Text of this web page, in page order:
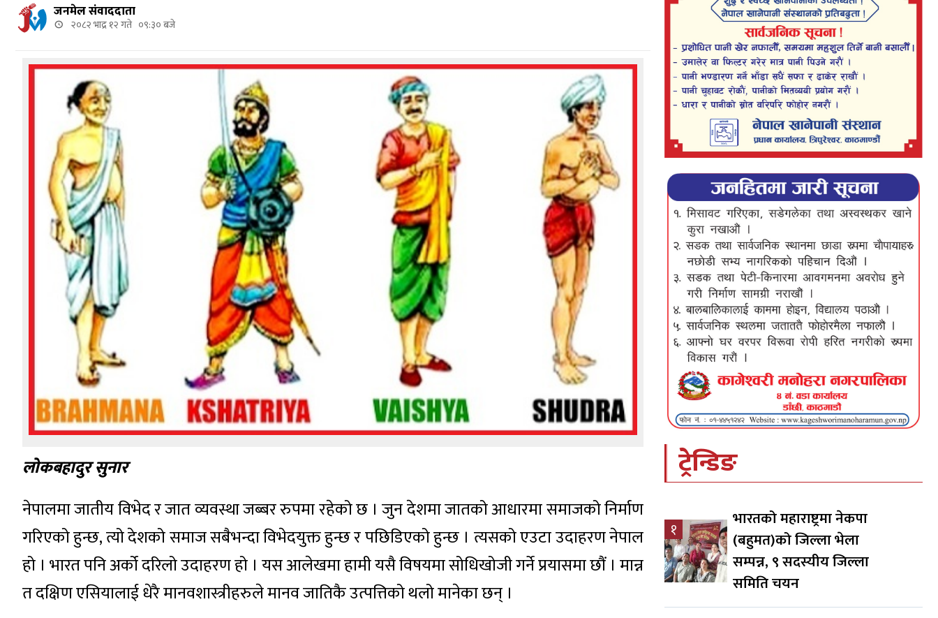
जनमेल संवाददाता
२०८२ भाद्र १२ गते ०९:३० बजे
लोकबहादुर सुनार
नेपालमा जातीय विभेद र जात व्यवस्था जब्बर रुपमा रहेको छ । जुन देशमा जातको आधारमा समाजको निर्माण
गरिएको हुन्छ, त्यो देशको समाज सबैभन्दा विभेदयुक्त हुन्छ र पछिडिएको हुन्छ । त्यसको एउटा उदाहरण नेपाल
हो । भारत पनि अर्को दरिलो उदाहरण हो । यस आलेखमा हामी यसै विषयमा सोधिखोजी गर्ने प्रयासमा छौं । मान्न
त दक्षिण एसियालाई धेरै मानवशास्त्रीहरुले मानव जातिकै उत्पत्तिको थलो मानेका छन् ।
ट्रेन्डिङ
१
भारतको महाराष्ट्रमा नेकपा
(बहुमत)को जिल्ला भेला
सम्पन्न, ९ सदस्यीय जिल्ला
समिति चयन